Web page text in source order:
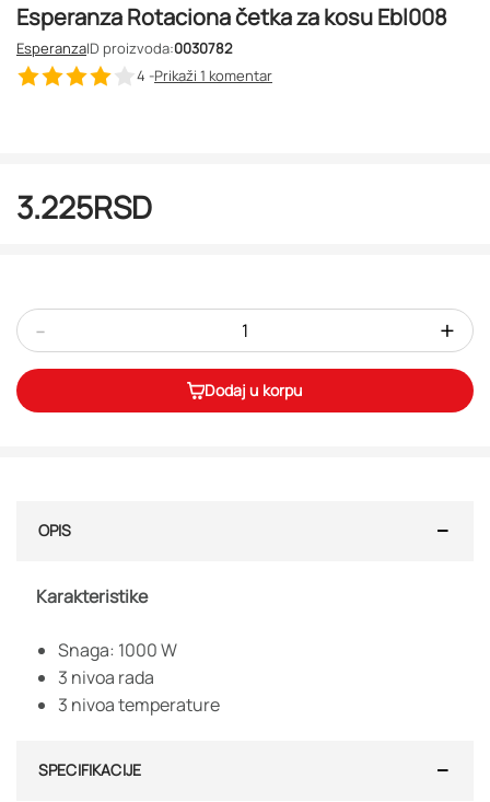
Esperanza Rotaciona četka za kosu Ebl008
EsperanzaID proizvoda:0030782
4 -Prikaži 1 komentar
3.225RSD
- +
Dodaj u korpu
OPIS
Karakteristike
Snaga: 1000 W
3 nivoa rada
3 nivoa temperature
SPECIFIKACIJE